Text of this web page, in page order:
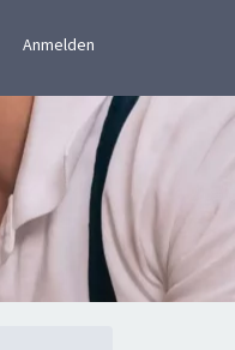
Anmelden